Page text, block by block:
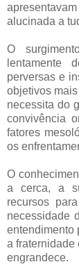
alucinada a
O
lentamente
perversas e
objetivos
necessita do
convivência
fatores
os
O
a cerca, a
recursos
necessidade
entendimento
a fraternidade
engrandece.